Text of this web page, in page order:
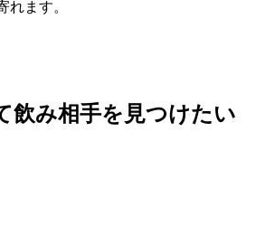
れます。
飲み相手を見つけたい